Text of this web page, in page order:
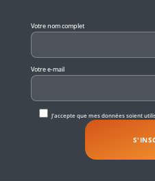
Votre nom complet
Votre e-mail
J'accepte que mes données soient